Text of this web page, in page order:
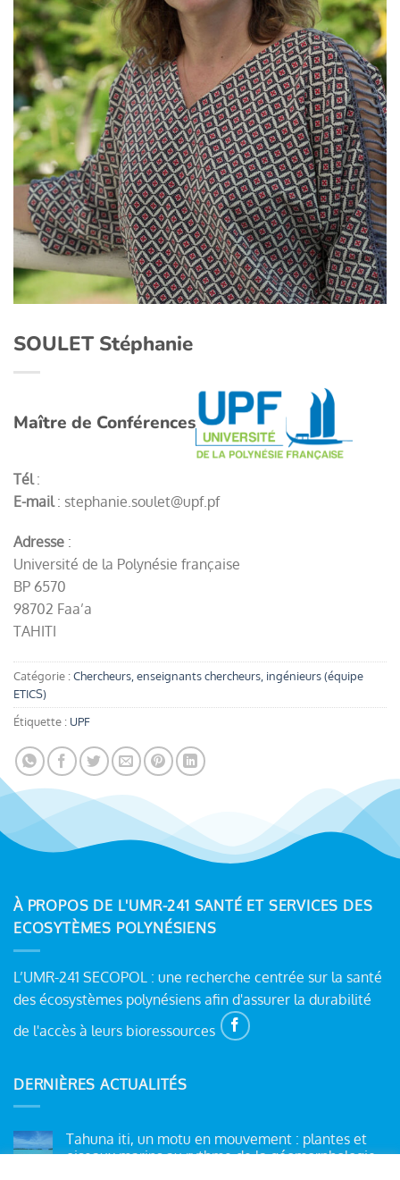
SOULET Stéphanie
Maître de Conférences
Tél:
E-mail: stephanie.soulet@upf.pf
Adresse :
Université de la Polynésie française
BP 6570
98702 Faa’a
TAHITI
Catégorie :Chercheurs, enseignants chercheurs, ingénieurs (équipe
ETICS)
Étiquette : UPF
À PROPOS DE L'UMR-241 SANTÉ ET SERVICES DES
ECOSYTÈMES POLYNÉSIENS
L’UMR-241 SECOPOL : une recherche centrée sur la santé
des écosystèmes polynésiens afin d'assurer la durabilité
de l'accès à leurs bioressources
DERNIÈRES ACTUALITÉS
Tahuna iti, un motu en mouvement : plantes et
oiseaux marins au rythme de la géomorphologie.